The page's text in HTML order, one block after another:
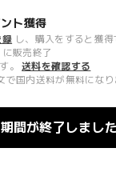
ト獲得
録 し、購入をすると獲得
販売終了
。
送料を確認する
国内送料が無料になり
間が終了しました